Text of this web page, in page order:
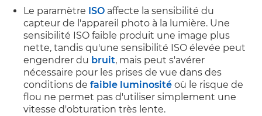
Le paramètre ISO affecte la sensibilité du
capteur de l'appareil photo à la lumière. Une
sensibilité ISO faible produit une image plus
nette, tandis qu'une sensibilité ISO élevée peut
engendrer du bruit, mais peut s'avérer
nécessaire pour les prises de vue dans des
conditions de faible luminosité où le risque de
flou ne permet pas d'utiliser simplement une
vitesse d'obturation très lente.